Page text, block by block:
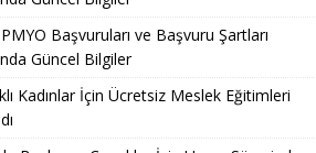
Başvuruları ve Başvuru Şartları
Güncel Bilgiler
Kadınlar İçin Ücretsiz Meslek Eğitimleri